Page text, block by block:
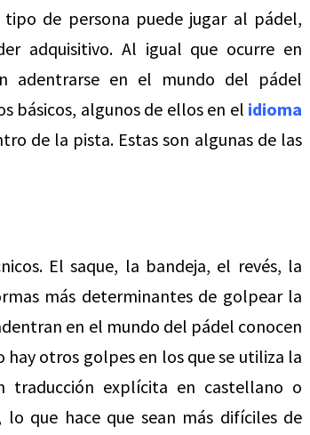
tipo de persona puede jugar al pádel,
adquisitivo. Al igual que ocurre en
adentrarse en el mundo del pádel
básicos, algunos de ellos en el idioma
de la pista. Estas son algunas de las
El saque, la bandeja, el revés, la
más determinantes de golpear la
en el mundo del pádel conocen
otros golpes en los que se utiliza la
traducción explícita en castellano o
que hace que sean más difíciles de